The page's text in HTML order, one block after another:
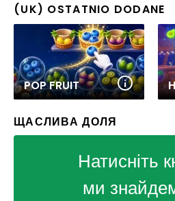
(UK) OSTATNIO DODANE
POP FRUIT
ЩАСЛИВА ДОЛЯ
Натисніть
ми